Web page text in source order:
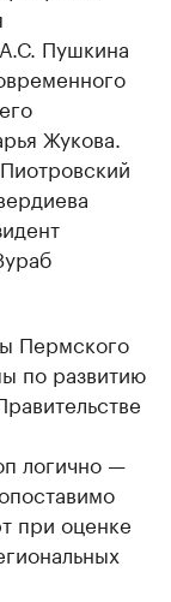
Пушкина
Жукова.
Пермского
по развитию
логично —
при оценке